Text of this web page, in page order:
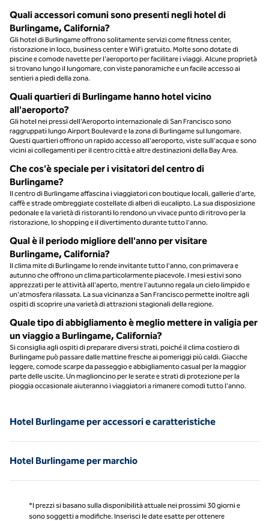
Quali accessori comuni sono presenti negli hotel di
Burlingame, California?
Gli hotel di Burlingame offrono solitamente servizi come fitness center,
ristorazione in loco, business center e WiFi gratuito. Molte sono dotate di
piscine e comode navette per l'aeroporto per facilitare i viaggi. Alcune proprietà
si trovano lungo il lungomare, con viste panoramiche e un facile accesso ai
sentieri a piedi della zona.
Quali quartieri di Burlingame hanno hotel vicino
all'aeroporto?
Gli hotel nei pressi dell'Aeroporto internazionale di San Francisco sono
raggruppati lungo Airport Boulevard e la zona di Burlingame sul lungomare.
Questi quartieri offrono un rapido accesso all'aeroporto, viste sull'acqua e sono
vicini ai collegamenti per il centro città e altre destinazioni della Bay Area.
Che cos'è speciale per i visitatori del centro di
Burlingame?
Il centro di Burlingame affascina i viaggiatori con boutique locali, gallerie d'arte,
caffè e strade ombreggiate costellate di alberi di eucalipto. La sua disposizione
pedonale e la varietà di ristoranti lo rendono un vivace punto di ritrovo per la
ristorazione, lo shopping e il divertimento durante tutto l'anno.
Qual è il periodo migliore dell'anno per visitare
Burlingame, California?
Il clima mite di Burlingame lo rende invitante tutto l'anno, con primavera e
autunno che offrono un clima particolarmente piacevole. I mesi estivi sono
apprezzati per le attività all'aperto, mentre l'autunno regala un cielo limpido e
un'atmosfera rilassata. La sua vicinanza a San Francisco permette inoltre agli
ospiti di scoprire una varietà di attrazioni stagionali della regione.
Quale tipo di abbigliamento è meglio mettere in valigia per
un viaggio a Burlingame, California?
Si consiglia agli ospiti di preparare diversi strati, poiché il clima costiero di
Burlingame può passare dalle mattine fresche ai pomeriggi più caldi. Giacche
leggere, comode scarpe da passeggio e abbigliamento casual per la maggior
parte delle uscite. Un maglioncino per le serate e strati di protezione per la
pioggia occasionale aiuteranno i viaggiatori a rimanere comodi tutto l'anno.
Hotel Burlingame per accessori e caratteristiche
Hotel Burlingame per marchio
*I prezzi si basano sulla disponibilità attuale nei prossimi 30 giorni e
sono soggetti a modifiche. Inserisci le date esatte per ottenere